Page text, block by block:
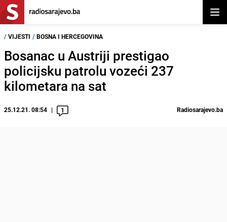
/ VIJESTI / BOSNA I HERCEGOVINA
Bosanac u Austriji prestigao
policijsku patrolu vozeći 237
kilometara na sat
25.12.21. 08:54 1 Radiosarajevo.ba